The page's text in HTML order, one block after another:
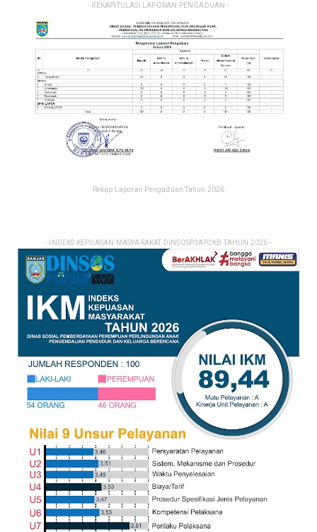
- REKAPITULASI LAPORAN PENGADUAN -
Rekap Laporan Pengaduan Tahun 2026
- INDEKS KEPUASAN MASYARAKAT DINSOSP3AP2KB TAHUN 2026 -